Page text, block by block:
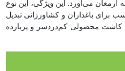
ارمغان می‌آورد. این ویژگی، این نوع
برای باغداران و کشاورزانی تبدیل
کاشت محصولی کم‌دردسر و پربازده